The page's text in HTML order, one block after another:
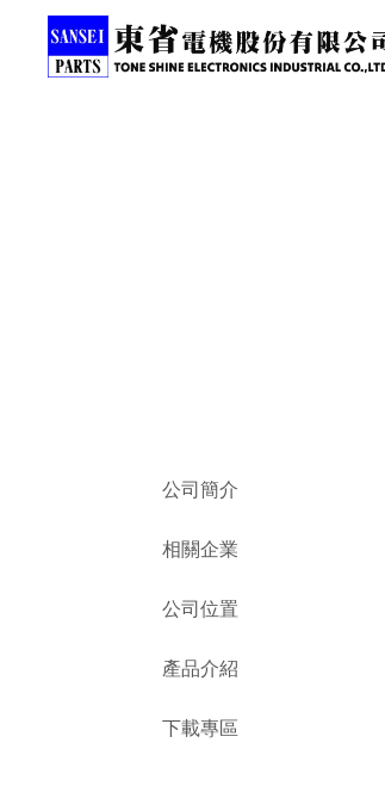
公司簡介
相關企業
公司位置
產品介紹
下載專區